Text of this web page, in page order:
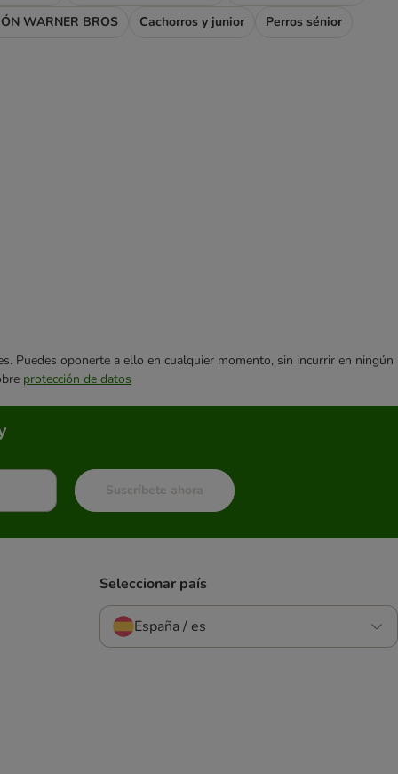
WARNER BROS Cachorros y junior
Perros sénior
Puedes oponerte a ello en cualquier momento, sin incurrir en ningún
protección de datos
Suscríbete ahora
Seleccionar país
España / es